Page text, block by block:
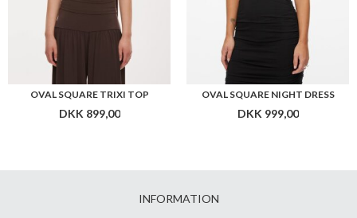
OVAL SQUARE TRIXI TOP
DKK 899,00
OVAL SQUARE NIGHT DRESS
DKK 999,00
INFORMATION